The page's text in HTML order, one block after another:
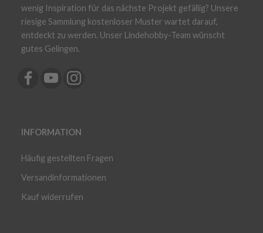
wenig Inspiration für das nächste Projekt gefällig? Unsere
riesige Sammlung kostenloser Muster wartet darauf,
entdeckt zu werden. Unser Lindehobby-Team wünscht
gutes Gelingen.
INFORMATION
Häufig gestellten Fragen
Versandinformationen
Kauf widerrufen